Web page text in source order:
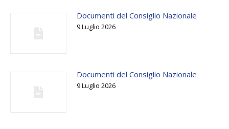
Documenti del Consiglio Nazionale
9 Luglio 2026
Documenti del Consiglio Nazionale
9 Luglio 2026